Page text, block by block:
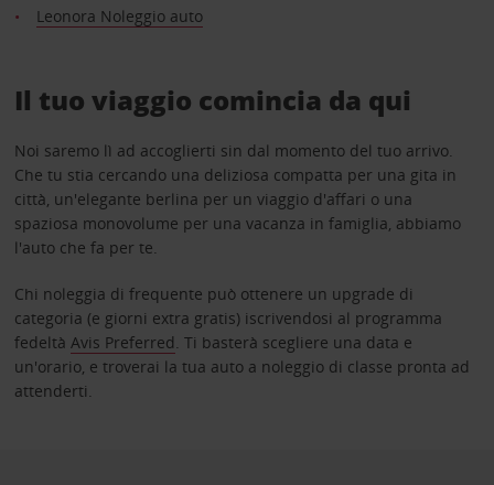
Leonora Noleggio auto
Il tuo viaggio comincia da qui
Noi saremo lì ad accoglierti sin dal momento del tuo arrivo.
Che tu stia cercando una deliziosa compatta per una gita in
città, un'elegante berlina per un viaggio d'affari o una
spaziosa monovolume per una vacanza in famiglia, abbiamo
l'auto che fa per te.
Chi noleggia di frequente può ottenere un upgrade di
categoria (e giorni extra gratis) iscrivendosi al programma
fedeltà Avis Preferred. Ti basterà scegliere una data e
un'orario, e troverai la tua auto a noleggio di classe pronta ad
attenderti.